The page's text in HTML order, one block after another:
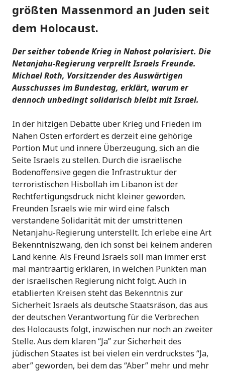
größten Massenmord an Juden seit
dem Holocaust.
Der seither tobende Krieg in Nahost polarisiert. Die
Netanjahu-Regierung verprellt Israels Freunde.
Michael Roth, Vorsitzender des Auswärtigen
Ausschusses im Bundestag, erklärt, warum er
dennoch unbedingt solidarisch bleibt mit Israel.
In der hitzigen Debatte über Krieg und Frieden im
Nahen Osten erfordert es derzeit eine gehörige
Portion Mut und innere Überzeugung, sich an die
Seite Israels zu stellen. Durch die israelische
Bodenoffensive gegen die Infrastruktur der
terroristischen Hisbollah im Libanon ist der
Rechtfertigungsdruck nicht kleiner geworden.
Freunden Israels wie mir wird eine falsch
verstandene Solidarität mit der umstrittenen
Netanjahu-Regierung unterstellt. Ich erlebe eine Art
Bekenntniszwang, den ich sonst bei keinem anderen
Land kenne. Als Freund Israels soll man immer erst
mal mantraartig erklären, in welchen Punkten man
der israelischen Regierung nicht folgt. Auch in
etablierten Kreisen steht das Bekenntnis zur
Sicherheit Israels als deutsche Staatsräson, das aus
der deutschen Verantwortung für die Verbrechen
des Holocausts folgt, inzwischen nur noch an zweiter
Stelle. Aus dem klaren “Ja” zur Sicherheit des
jüdischen Staates ist bei vielen ein verdruckstes “Ja,
aber” geworden, bei dem das “Aber” mehr und mehr